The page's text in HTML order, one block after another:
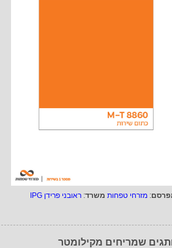
: מזרחי טפחות משרד: ראובני פרידן IPG
שמריחים מקילומטר